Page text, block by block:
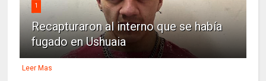
1
Recapturaron al interno que se había
fugado en Ushuaia
Leer Mas